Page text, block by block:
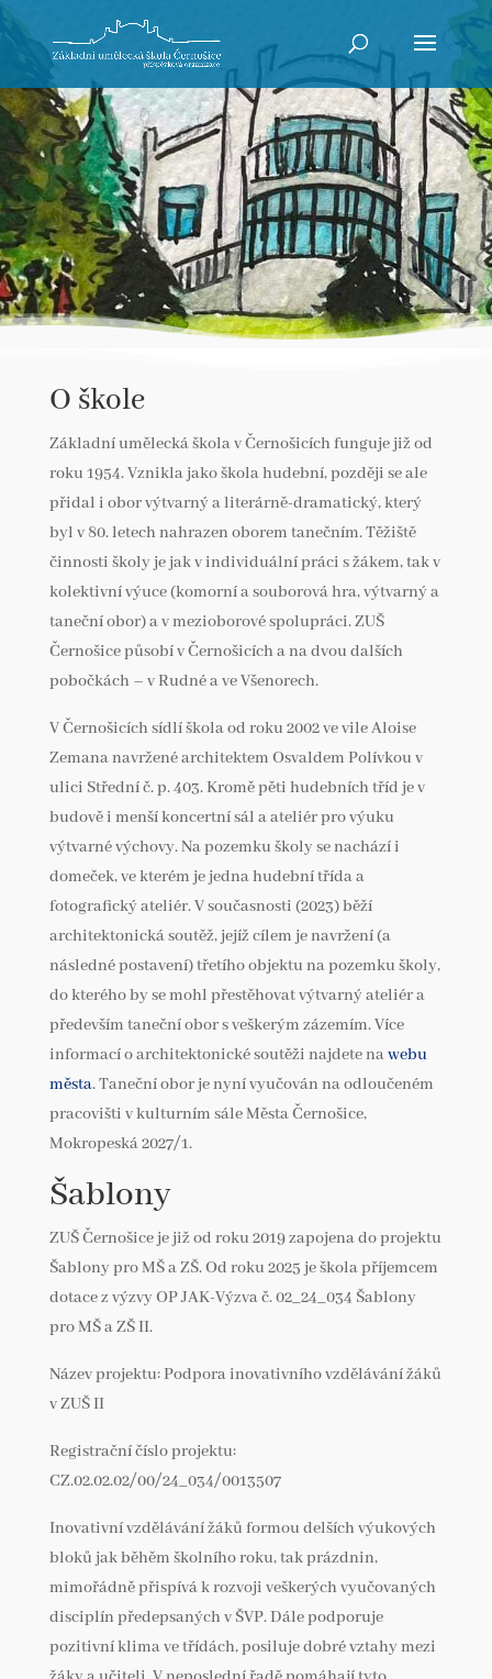
O škole
Základní umělecká škola v Černošicích funguje již od
roku 1954. Vznikla jako škola hudební, později se ale
přidal i obor výtvarný a literárně-dramatický, který
byl v 80. letech nahrazen oborem tanečním. Těžiště
činnosti školy je jak v individuální práci s žákem, tak v
kolektivní výuce (komorní a souborová hra, výtvarný a
taneční obor) a v mezioborové spolupráci. ZUŠ
Černošice působí v Černošicích a na dvou dalších
pobočkách – v Rudné a ve Všenorech.
V Černošicích sídlí škola od roku 2002 ve vile Aloise
Zemana navržené architektem Osvaldem Polívkou v
ulici Střední č. p. 403. Kromě pěti hudebních tříd je v
budově i menší koncertní sál a ateliér pro výuku
výtvarné výchovy. Na pozemku školy se nachází i
domeček, ve kterém je jedna hudební třída a
fotografický ateliér. V současnosti (2023) běží
architektonická soutěž, jejíž cílem je navržení (a
následné postavení) třetího objektu na pozemku školy,
do kterého by se mohl přestěhovat výtvarný ateliér a
především taneční obor s veškerým zázemím. Více
informací o architektonické soutěži najdete nawebu
města. Taneční obor je nyní vyučován na odloučeném
pracovišti v kulturním sále Města Černošice,
Mokropeská 2027/1.
Šablony
ZUŠ Černošice je již od roku 2019 zapojena do projektu
Šablony pro MŠ a ZŠ. Od roku 2025 je škola příjemcem
dotace z výzvy OP JAK-Výzva č. 02_24_034 Šablony
pro MŠ a ZŠ II.
Název projektu: Podpora inovativního vzdělávání žáků
v ZUŠ II
Registrační číslo projektu:
CZ.02.02.02/00/24_034/0013507
Inovativní vzdělávání žáků formou delších výukových
bloků jak běhěm školního roku, tak prázdnin,
mimořádně přispívá k rozvoji veškerých vyučovaných
disciplín předepsaných v ŠVP. Dále podporuje
pozitivní klima ve třídách, posiluje dobré vztahy mezi